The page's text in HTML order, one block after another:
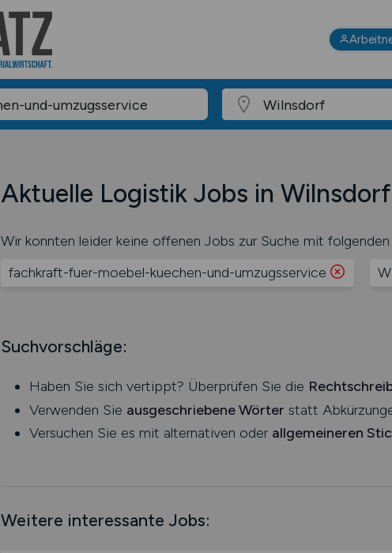
Aktuelle Logistik Jobs in Wilnsdorf
Wir konnten leider keine offenen Jobs zur Suche mit
fachkraft-fuer-moebel-kuechen-und-umzugsservice
Suchvorschläge:
Haben Sie sich vertippt? Überprüfen Sie die
Verwenden Sie ausgeschriebene Wörter statt
Versuchen Sie es mit alternativen oder allgemeineren
Weitere interessante Jobs: